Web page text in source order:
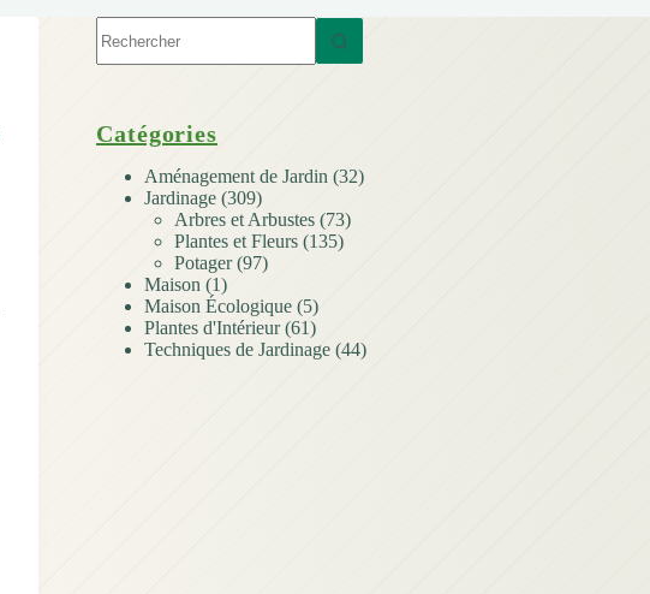
résultat
Catégories
Aménagement de Jardin (32)
Jardinage (309)
Arbres et Arbustes (73)
Plantes et Fleurs (135)
Potager(97)
Maison (1)
Maison Écologique (5)
Plantes d'Intérieur(61)
Techniques de Jardinage (44)